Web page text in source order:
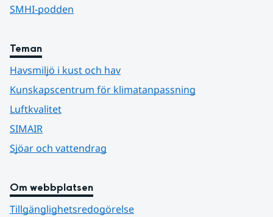
SMHI-podden
Teman
Havsmiljö i kust och hav
Kunskapscentrum för klimatanpassning
Luftkvalitet
SIMAIR
Sjöar och vattendrag
Om webbplatsen
Tillgänglighetsredogörelse